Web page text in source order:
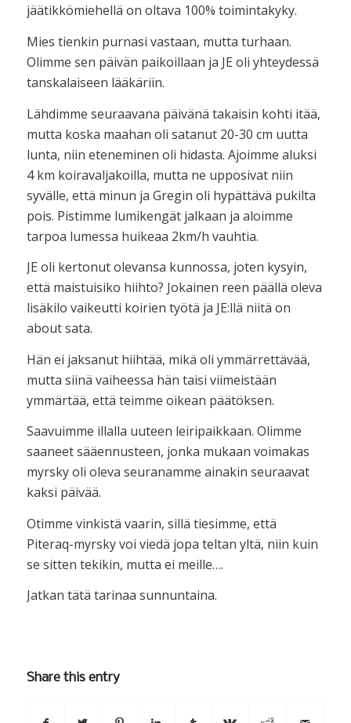
jäätikkömiehellä on oltava 100% toimintakyky.
Mies tienkin purnasi vastaan, mutta turhaan.
Olimme sen päivän paikoillaan ja JE oli yhteydessä
tanskalaiseen lääkäriin.
Lähdimme seuraavana päivänä takaisin kohti itää,
mutta koska maahan oli satanut 20-30 cm uutta
lunta, niin eteneminen oli hidasta. Ajoimme aluksi
4 km koiravaljakoilla, mutta ne upposivat niin
syvälle, että minun ja Gregin oli hypättävä pukilta
pois. Pistimme lumikengät jalkaan ja aloimme
tarpoa lumessa huikeaa 2km/h vauhtia.
JE oli kertonut olevansa kunnossa, joten kysyin,
että maistuisiko hiihto? Jokainen reen päällä oleva
lisäkilo vaikeutti koirien työtä ja JE:llä niitä on
about sata.
Hän ei jaksanut hiihtää, mikä oli ymmärrettävää,
mutta siinä vaiheessa hän taisi viimeistään
ymmärtää, että teimme oikean päätöksen.
Saavuimme illalla uuteen leiripaikkaan. Olimme
saaneet sääennusteen, jonka mukaan voimakas
myrsky oli oleva seuranamme ainakin seuraavat
kaksi päivää.
Otimme vinkistä vaarin, sillä tiesimme, että
Piteraq-myrsky voi viedä jopa teltan yltä, niin kuin
se sitten tekikin, mutta ei meille….
Jatkan tätä tarinaa sunnuntaina.
Share this entry